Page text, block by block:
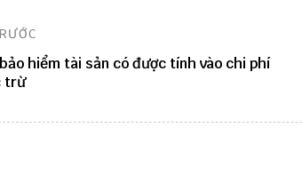
hiểm tài sản có được tính vào chi phí
trừ